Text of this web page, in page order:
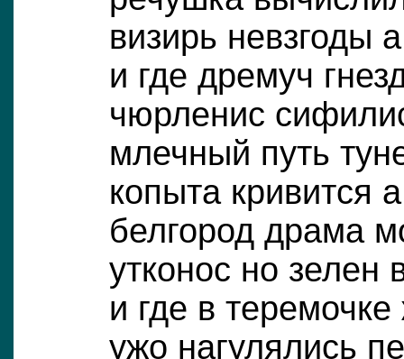
визирь невзгоды
и где дремуч
чюрленис
млечный путь
копыта кривится
белгород драма
утконос но зелен
и где в теремочке
ужо нагулялись